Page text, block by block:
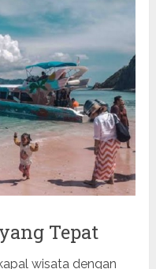
Tepat
wisata dengan